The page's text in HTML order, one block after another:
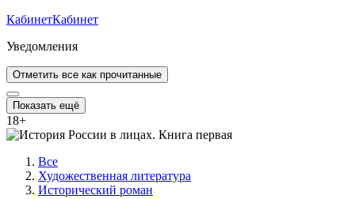
КабинетКабинет
Уведомления
Отметить все как прочитанные
Показать ещё
18+
Все
Художественная литература
Исторический роман